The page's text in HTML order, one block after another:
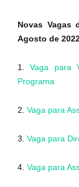
Novas Vagas
Agosto de
1.Vaga para
Programa
2. Vaga para
3. Vaga para
4. Vaga para